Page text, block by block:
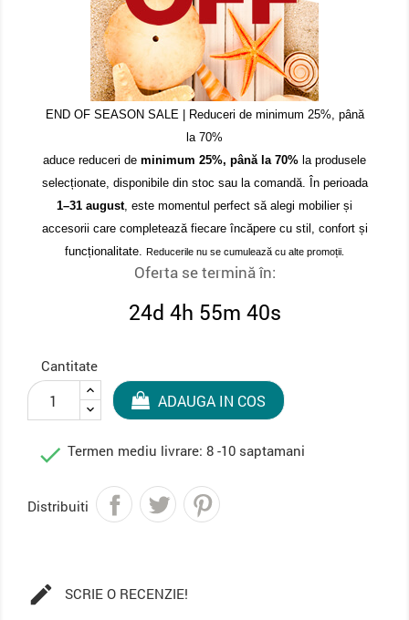
END OF SEASON SALE | Reduceri de minimum 25%, până
la 70%
aduce reduceri de minimum 25%, până la 70% la produsele
selecționate, disponibile din stoc sau la comandă. În perioada
1–31 august, este momentul perfect să alegi mobilier și
accesorii care completează fiecare încăpere cu stil, confort și
funcționalitate. Reducerile nu se cumulează cu alte promoții.
Oferta se termină în:
24d 4h 55m 39s
Cantitate
ADAUGA IN COS
 Termen mediu livrare: 8 -10 saptamani
Distribuiti
 SCRIE O RECENZIE!